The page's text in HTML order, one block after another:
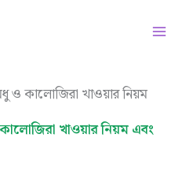
খাওয়ার নিয়ম এবং